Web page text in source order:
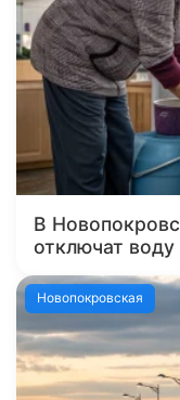
В
отключат воду
Новопокровская